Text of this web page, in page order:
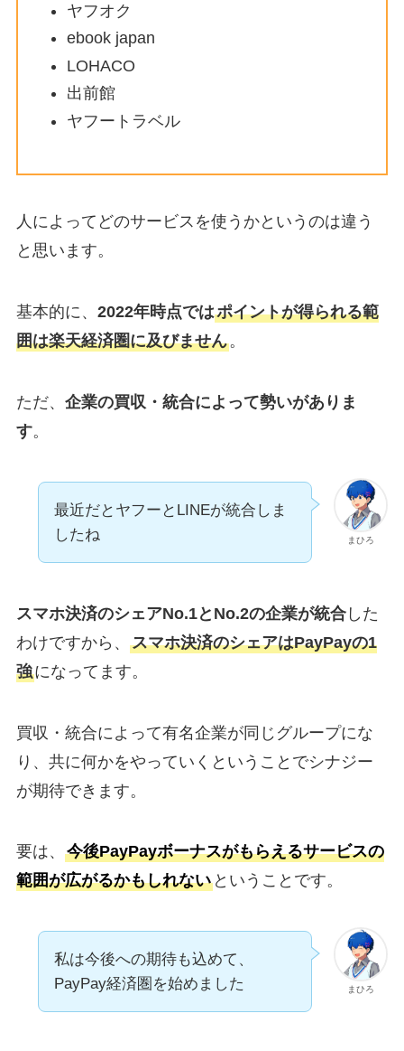
ヤフオク
ebook japan
LOHACO
出前館
ヤフートラベル
人によってどのサービスを使うかというのは違う
と思います。
基本的に、 2022年時点ではポイントが得られる範
囲は楽天経済圏に及びません。
ただ、 企業の買収・統合によって勢いがありま
す。
まひろ
最近だとヤフーとLINEが統合しま
したね
スマホ決済のシェアNo.1とNo.2の企業が統合した
わけですから、 スマホ決済のシェアはPayPayの1
強になってます。
買収・統合によって有名企業が同じグループにな
り、共に何かをやっていくということでシナジー
が期待できます。
要は、 今後PayPayボーナスがもらえるサービスの
範囲が広がるかもしれないということです。
まひろ
私は今後への期待も込めて、
PayPay経済圏を始めました